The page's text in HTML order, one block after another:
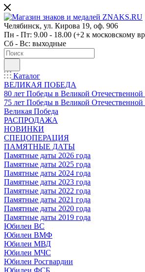
Челябинск, ул. Кирова 19, оф. 906
Пн - Пт: 9.00 - 18.00 (+2 к московскому
Сб - Вс: выходные
Каталог
ВЕЛИКАЯ ПОБЕДА
80 лет Победы в Великой
75 лет Победы в Великой
Великая Победа
РАСПРОДАЖА
НОВИНКИ
СПЕЦОПЕРАЦИЯ
ПАМЯТНЫЕ ДАТЫ
Памятные даты 2026 года
Памятные даты 2025 года
Памятные даты 2024 года
Памятные даты 2023 года
Памятные даты 2022 года
Памятные даты 2021 года
Памятные даты 2020 года
Памятные даты 2019 года
Юбилеи ВС
Юбилеи ВМФ
Юбилеи МВД
Юбилеи МЧС
Юбилеи Росгвардии
Юбилеи ФСБ